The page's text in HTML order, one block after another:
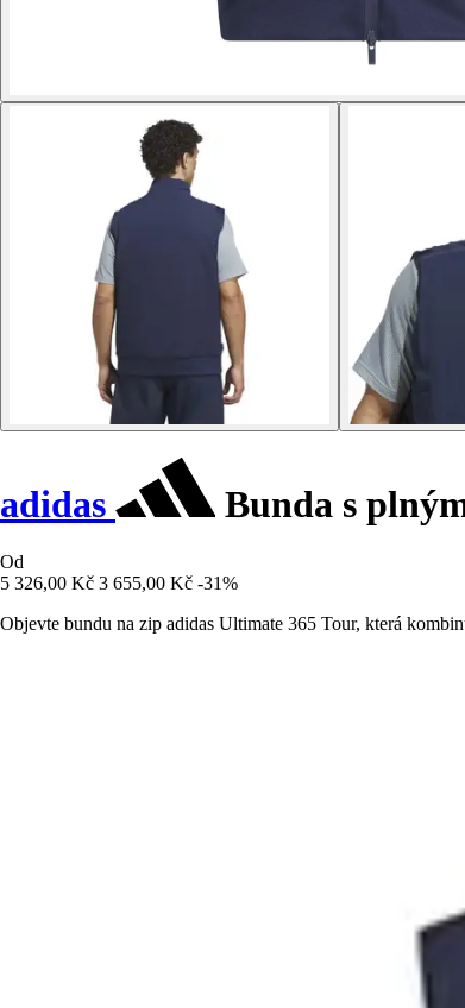
adidas Bunda s
Od
5 326,00 Kč 3 655,00 Kč -31%
Objevte bundu na zip adidas Ultimate 365 Tour, která